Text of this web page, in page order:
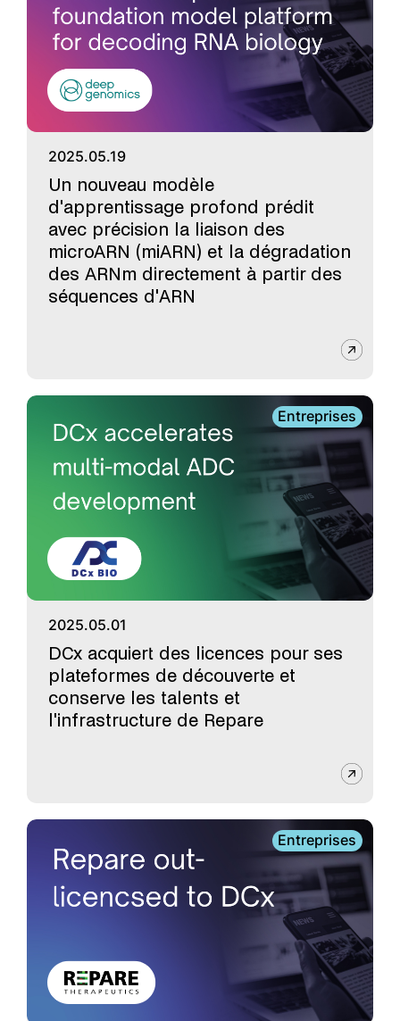
2025.05.19
Un nouveau modèle
d'apprentissage profond prédit
avec précision la liaison des
microARN (miARN) et la dégradation
des ARNm directement à partir des
séquences d'ARN
Entreprises
2025.05.01
DCx acquiert des licences pour ses
plateformes de découverte et
conserve les talents et
l'infrastructure de Repare
Entreprises